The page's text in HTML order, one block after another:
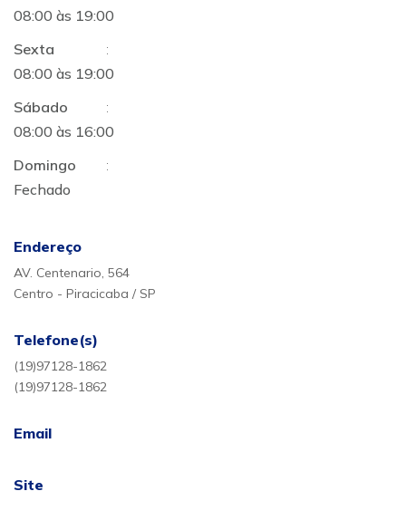
08:00 às 19:00
Sexta
:
08:00 às 19:00
Sábado
:
08:00 às 16:00
Domingo
:
Fechado
Endereço
AV. Centenario, 564
Centro - Piracicaba / SP
Telefone(s)
(19)97128-1862
(19)97128-1862
Email
Site